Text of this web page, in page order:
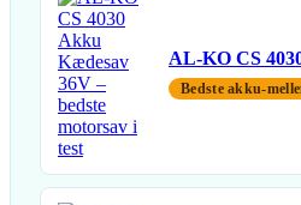
AL-KO CS
Bedste akku-